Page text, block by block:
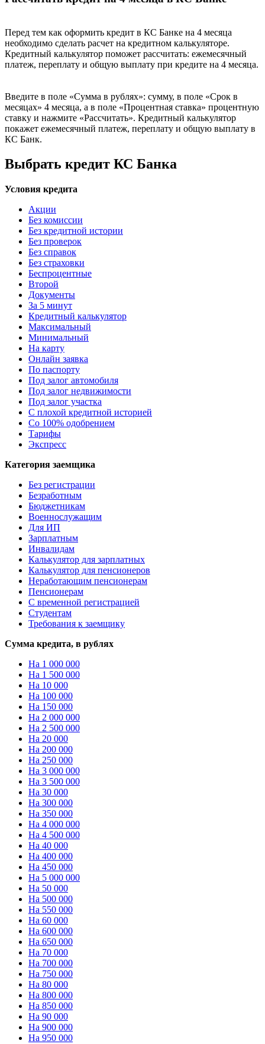
Перед тем как оформить кредит в КС Банке на 4 месяца
необходимо сделать расчет на кредитном калькуляторе.
Кредитный калькулятор поможет рассчитать: ежемесячный
платеж, переплату и общую выплату при кредите на 4 месяца.
Введите в поле «Сумма в рублях»: сумму, в поле «Срок в
месяцах» 4 месяца, а в поле «Процентная ставка» процентную
ставку и нажмите «Рассчитать». Кредитный калькулятор
покажет ежемесячный платеж, переплату и общую выплату в
КС Банк.
Выбрать кредит КС Банка
Условия кредита
Акции
Без комиссии
Без кредитной истории
Без проверок
Без справок
Без страховки
Беспроцентные
Второй
Документы
За 5 минут
Кредитный калькулятор
Максимальный
Минимальный
На карту
Онлайн заявка
По паспорту
Под залог автомобиля
Под залог недвижимости
Под залог участка
С плохой кредитной историей
Со 100% одобрением
Тарифы
Экспресс
Категория заемщика
Без регистрации
Безработным
Бюджетникам
Военнослужащим
Для ИП
Зарплатным
Инвалидам
Калькулятор для зарплатных
Калькулятор для пенсионеров
Неработающим пенсионерам
Пенсионерам
С временной регистрацией
Студентам
Требования к заемщику
Сумма кредита, в рублях
На 1 000 000
На 1 500 000
На 10 000
На 100 000
На 150 000
На 2 000 000
На 2 500 000
На 20 000
На 200 000
На 250 000
На 3 000 000
На 3 500 000
На 30 000
На 300 000
На 350 000
На 4 000 000
На 4 500 000
На 40 000
На 400 000
На 450 000
На 5 000 000
На 50 000
На 500 000
На 550 000
На 60 000
На 600 000
На 650 000
На 70 000
На 700 000
На 750 000
На 80 000
На 800 000
На 850 000
На 90 000
На 900 000
На 950 000